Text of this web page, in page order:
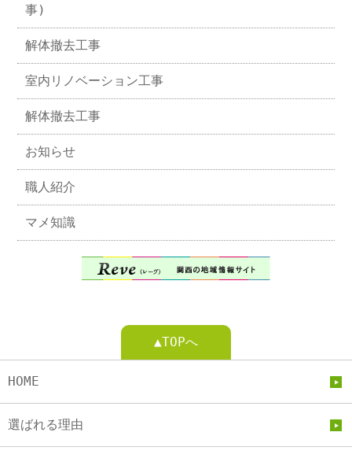
事)
解体撤去工事
室内リノベーション工事
解体撤去工事
お知らせ
職人紹介
マメ知識
▲TOPへ
HOME
選ばれる理由